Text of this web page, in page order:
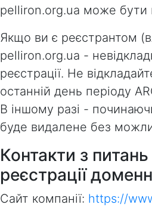
pelliron.org.ua може бути
Якщо ви є реєстрантом
pelliron.org.ua -
реєстрації. Не
останній день періоду
В іншому разі -
буде видалене без
Контакти з
реєстрації
Сайт компанії: https://